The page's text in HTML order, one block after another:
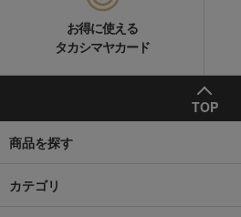
お得に使える
タカシマヤカード
TOP
商品を探す
カテゴリ